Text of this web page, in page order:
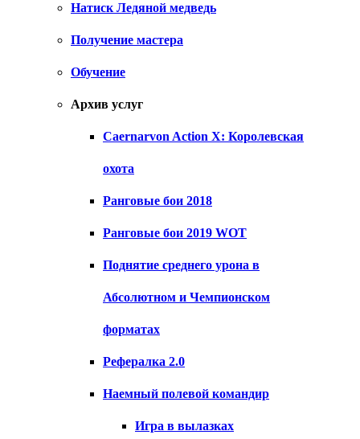
Натиск Ледяной медведь
Получение мастера
Обучение
Архив услуг
Caernarvon Action X: Королевская
охота
Ранговые бои 2018
Ранговые бои 2019 WOT
Поднятие среднего урона в
Абсолютном и Чемпионском
форматах
Рефералка 2.0
Наемный полевой командир
Игра в вылазках